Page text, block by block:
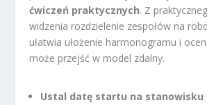
ćwiczeń praktycznych. Z
widzenia rozdzielenie zespołów na
ułatwia ułożenie harmonogramu i
może przejść w model zdalny.
Ustal datę startu na stanowisku